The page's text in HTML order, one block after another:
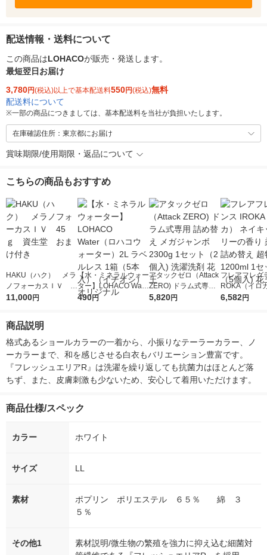
配送情報・送料について
この商品はLOHACOが販売・発送します。
最短翌日お届け
3,780円(税込)以上で基本配送料550円(税込)無料
配送料について
※一部の商品につきましては、基本配送料を当社が負担いたします。
在庫確認住所：東京都にお届け
賞味期限/使用期限・返品について
こちらの商品もおすすめ
HAKU（ハク） メラ
ノフォーカスＩＶ 4
5ｇ 資生堂 おまけ
11,000円
【水・ミネラルウォー
ター】LOHACO Wate
r（ロハコウォータ
490円
アタックゼロ（Attack
ZERO) ドラム式専用
詰め替え メガジャン
5,820円
フレアフレグ
ROKA（イロ
イキッドリリ
6,582円
商品説明
格式あるショールカラーの一着から、小振りなテーラーカラー、ノ
ーカラーまで、和を感じさせる白衣もバリエーション豊富です。
『フレッシュエリアR』は洗濯を繰り返しても抗菌力はほとんど落
ちず、また、皮膚刺激も少ないため、安心して着用いただけます。
商品仕様/スペック
カラー ホワイト
サイズ LL
素材
ポプリン ポリエステル ６５％ 綿 ３
５％
その他1
素材説明/微生物の繁殖を強力に抑え込む細菌対